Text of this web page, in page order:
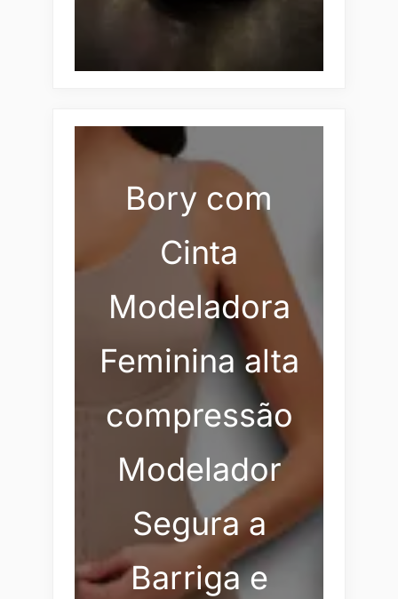
Bory com
Cinta
Modeladora
Feminina alta
compressão
Modelador
Segura a
Barriga e